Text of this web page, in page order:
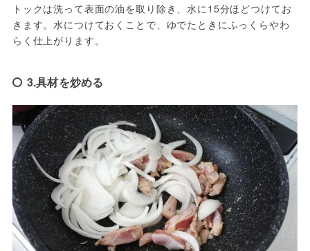
トックは洗って表面の油を取り除き、水に15分ほどつけてお
きます。水につけておくことで、ゆでたときにふっくらやわ
らく仕上がります。
3.具材を炒める